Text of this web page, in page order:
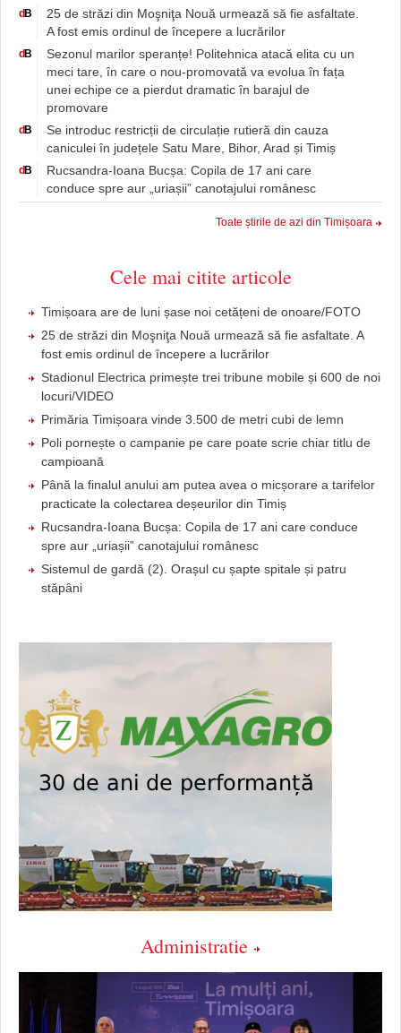
d B
25 de străzi din Moşniţa Nouă urmează să fie asfaltate.
A fost emis ordinul de începere a lucrărilor
d B
Sezonul marilor speranțe! Politehnica atacă elita cu un
meci tare, în care o nou-promovată va evolua în fața
unei echipe ce a pierdut dramatic în barajul de
promovare
d B
Se introduc restricții de circulație rutieră din cauza
caniculei în județele Satu Mare, Bihor, Arad și Timiș
d B
Rucsandra-Ioana Bucșa: Copila de 17 ani care
conduce spre aur „uriașii” canotajului românesc
Toate știrile de azi din Timișoara
Cele mai citite articole
Timișoara are de luni șase noi cetățeni de onoare/FOTO
25 de străzi din Moşniţa Nouă urmează să fie asfaltate. A
fost emis ordinul de începere a lucrărilor
Stadionul Electrica primește trei tribune mobile și 600 de noi
locuri/VIDEO
Primăria Timișoara vinde 3.500 de metri cubi de lemn
Poli pornește o campanie pe care poate scrie chiar titlu de
campioană
Până la finalul anului am putea avea o micșorare a tarifelor
practicate la colectarea deșeurilor din Timiș
Rucsandra-Ioana Bucșa: Copila de 17 ani care conduce
spre aur „uriașii” canotajului românesc
Sistemul de gardă (2). Orașul cu șapte spitale și patru
stăpâni
Administratie